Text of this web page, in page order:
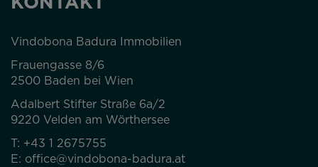
Vindobona Badura Immobilien
Frauengasse 8/6
2500 Baden bei Wien
Adalbert Stifter Straße 6a/2
9220 Velden am Wörthersee
T: +43 1 2675755
E: office@vindobona-badura.at